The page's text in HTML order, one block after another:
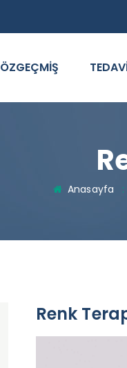
ÖZGEÇMİŞ
Anasayfa :
Renk